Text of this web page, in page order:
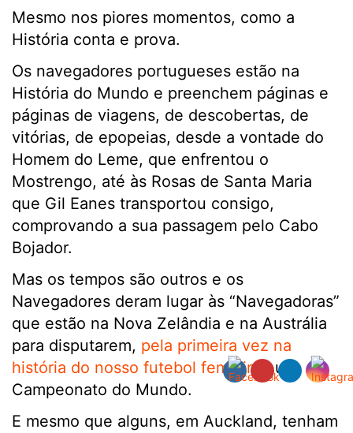
Mesmo nos piores momentos, como a
História conta e prova.
Os navegadores portugueses estão na
História do Mundo e preenchem páginas e
páginas de viagens, de descobertas, de
vitórias, de epopeias, desde a vontade do
Homem do Leme, que enfrentou o
Mostrengo, até às Rosas de Santa Maria
que Gil Eanes transportou consigo,
comprovando a sua passagem pelo Cabo
Bojador.
Mas os tempos são outros e os
Navegadores deram lugar às “Navegadoras”
que estão na Nova Zelândia e na Austrália
para disputarem, pela primeira vez na
história do nosso futebol feminino
, um
Campeonato do Mundo.
E mesmo que alguns, em Auckland, tenham